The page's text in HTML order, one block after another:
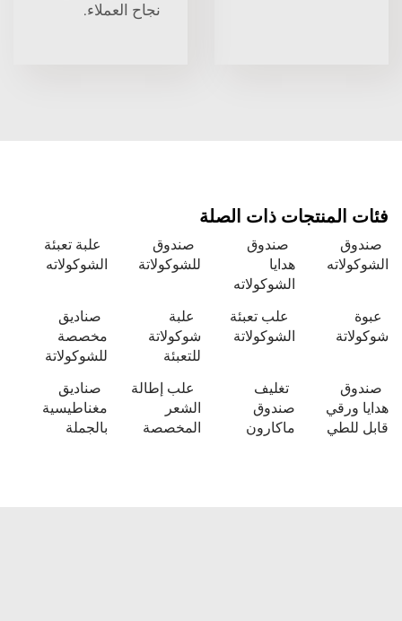
نجاح العملاء.
ذات الصلة
صندوق
هدايا
صندوق
علبة تعبئة
الشوكولاته
الشوكولاتة
علبة
شوكولاتة
مخصصة
للشوكولاتة
تغليف
صندوق
ماكارون
علب إطالة
الشعر
المخصصة
صناديق
مغناطيسية
بالجملة